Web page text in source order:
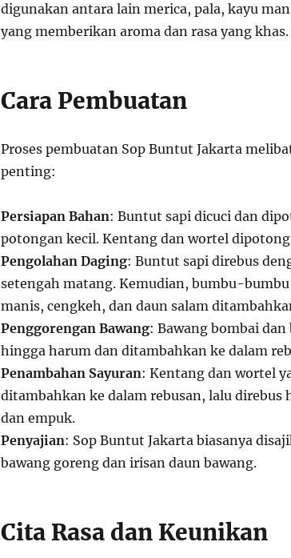
digunakan antara lain merica, pala, kayu
yang memberikan aroma dan rasa yang khas.
Cara Pembuatan
Proses pembuatan Sop Buntut Jakarta
penting:
Persiapan Bahan: Buntut sapi dicuci dan
potongan kecil. Kentang dan wortel dipotong
Pengolahan Daging: Buntut sapi direbus
setengah matang. Kemudian, bumbu-
manis, cengkeh, dan daun salam
Penggorengan Bawang: Bawang bombai
hingga harum dan ditambahkan ke dalam
Penambahan Sayuran: Kentang dan wortel
ditambahkan ke dalam rebusan, lalu direbus
dan empuk.
Penyajian: Sop Buntut Jakarta biasanya
bawang goreng dan irisan daun bawang.
Cita Rasa dan Keunikan